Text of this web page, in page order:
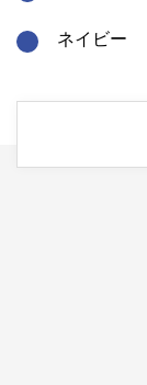
ネイビー